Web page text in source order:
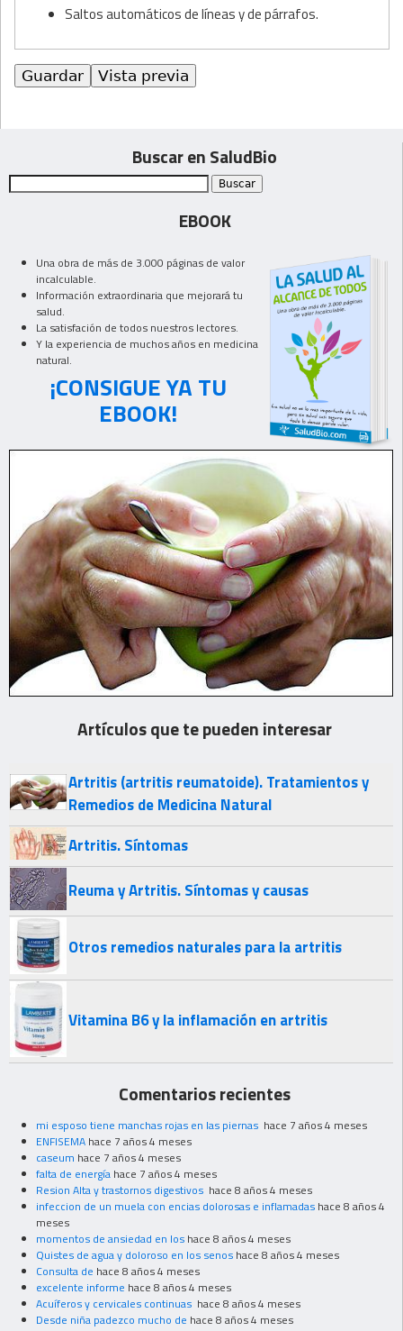
Saltos automáticos de líneas y de párrafos.
Buscar en SaludBio
EBOOK
Una obra de más de 3.000 páginas de valor
incalculable.
Información extraordinaria que mejorará tu
salud.
La satisfación de todos nuestros lectores.
Y la experiencia de muchos años en medicina
natural.
¡CONSIGUE YA TU
EBOOK!
Artículos que te pueden interesar
Artritis (artritis reumatoide). Tratamientos y
Remedios de Medicina Natural
Artritis. Síntomas
Reuma y Artritis. Síntomas y causas
Otros remedios naturales para la artritis
Vitamina B6 y la inflamación en artritis
Comentarios recientes
mi esposo tiene manchas rojas en las piernas hace 7 años 4 meses
ENFISEMA hace 7 años 4 meses
caseum hace 7 años 4 meses
falta de energía hace 7 años 4 meses
Resion Alta y trastornos digestivos hace 8 años 4 meses
infeccion de un muela con encias dolorosas e inflamadas hace 8 años 4
meses
momentos de ansiedad en los hace 8 años 4 meses
Quistes de agua y doloroso en los senos hace 8 años 4 meses
Consulta de hace 8 años 4 meses
excelente informe hace 8 años 4 meses
Acuíferos y cervicales continuas hace 8 años 4 meses
Desde niña padezco mucho de hace 8 años 4 meses